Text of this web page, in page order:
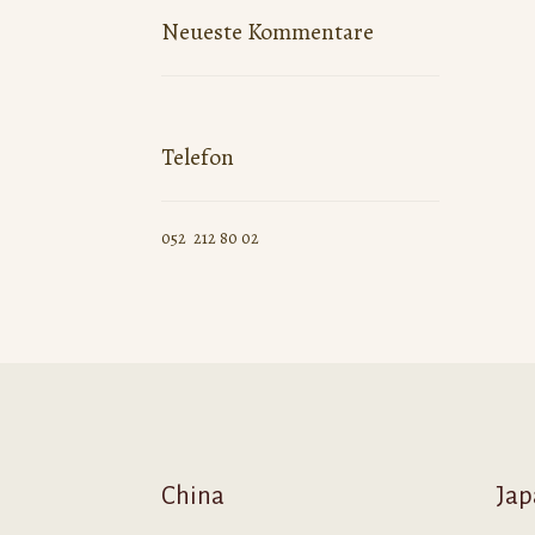
Neueste Kommentare
Telefon
052 212 80 02
China